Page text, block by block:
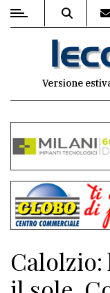
MENU
commenti
Contenuti
del
sito
Meteo
Versione